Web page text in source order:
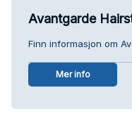
Avantgarde
Finn informasjon om
Mer info